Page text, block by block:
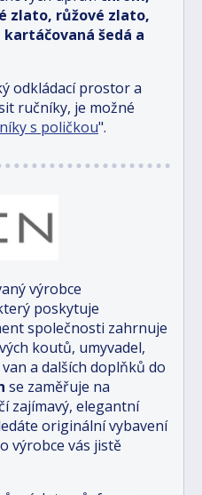
zlato, růžové zlato,
šedá a
odkládací prostor a
ručníky, je možné
s poličkou".
výrobce
poskytuje
společnosti zahrnuje
koutů, umyvadel,
a dalších doplňků do
se zaměřuje na
zajímavý, elegantní
originální vybavení
výrobce vás jistě